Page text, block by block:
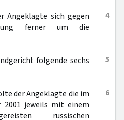
4
Angeklagte sich gegen
ferner um die
5
folgende sechs
6
der Angeklagte die im
2001 jeweils mit einem
russischen